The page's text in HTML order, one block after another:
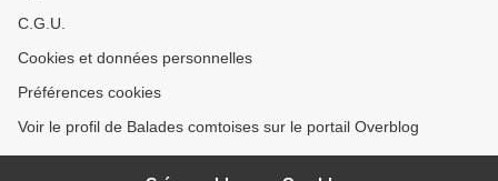
C.G.U.
Cookies et données personnelles
Préférences cookies
Voir le profil de Balades comtoises sur le portail Overblog